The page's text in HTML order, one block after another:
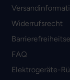
Widerrufsrecht
FAQ
Elektrogeräte-